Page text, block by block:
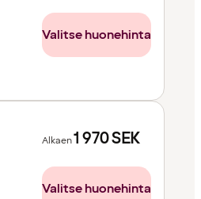
Valitse huonehinta
Alkaen1 970SEK
Valitse huonehinta